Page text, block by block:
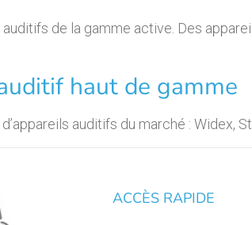
de la gamme active. Des
haut de gamme
auditifs du marché : Widex,
ACCÈS RAPIDE